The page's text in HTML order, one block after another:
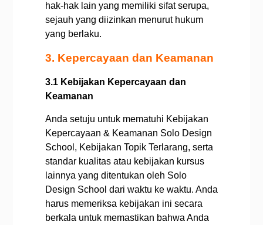
hak-hak lain yang memiliki sifat serupa,
sejauh yang diizinkan menurut hukum
yang berlaku.
3. Kepercayaan dan Keamanan
3.1 Kebijakan Kepercayaan dan
Keamanan
Anda setuju untuk mematuhi Kebijakan
Kepercayaan & Keamanan Solo Design
School, Kebijakan Topik Terlarang, serta
standar kualitas atau kebijakan kursus
lainnya yang ditentukan oleh Solo
Design School dari waktu ke waktu. Anda
harus memeriksa kebijakan ini secara
berkala untuk memastikan bahwa Anda